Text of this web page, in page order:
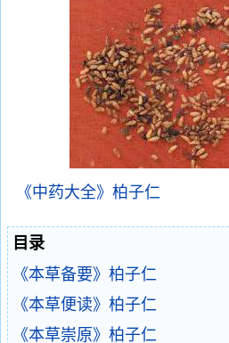
《中药大全》柏子仁
目录
《本草备要》柏子仁
《本草便读》柏子仁
《本草崇原》柏子仁